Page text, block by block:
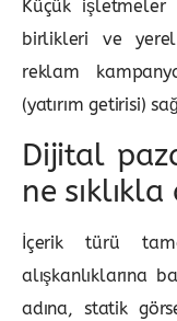
Küçük
birlikleri ve yerel
reklam
(yatırım getirisi)
Dijital
ne
İçerik türü
alışkanlıklarına
adına, statik